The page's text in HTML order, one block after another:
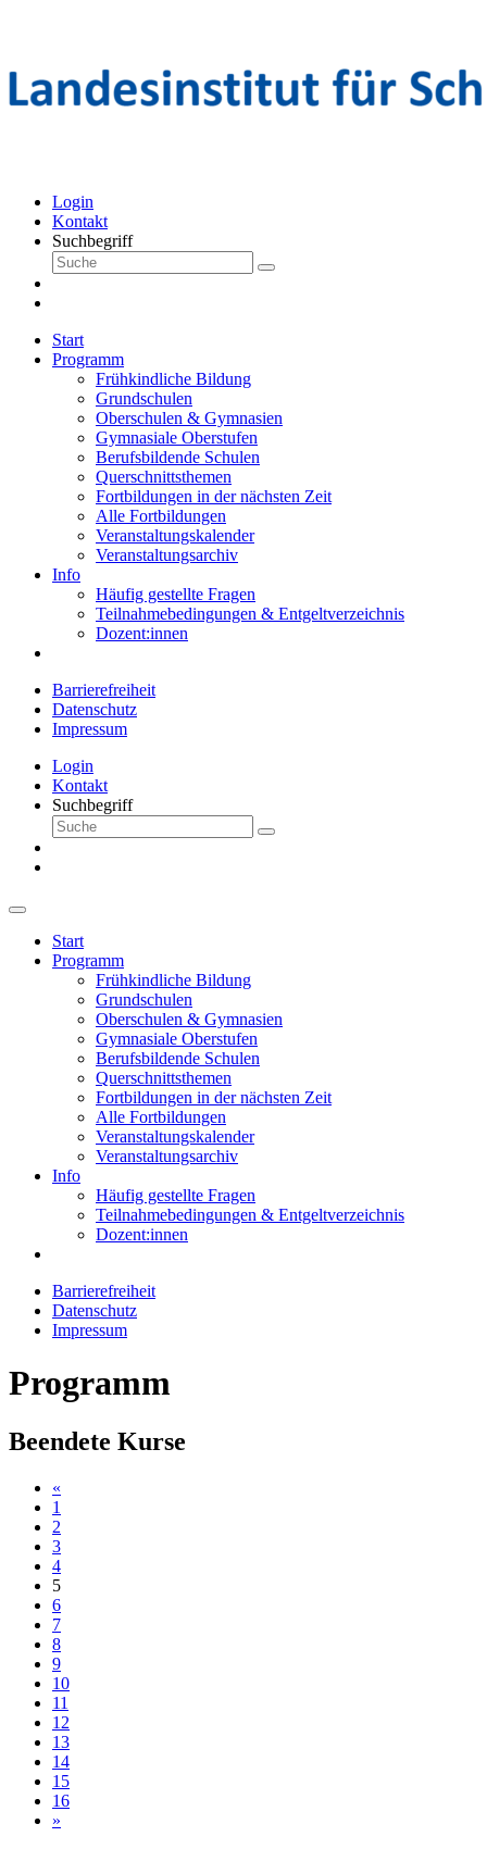
Login
Kontakt
Suchbegriff
Start
Programm
Frühkindliche Bildung
Grundschulen
Oberschulen & Gymnasien
Gymnasiale Oberstufen
Berufsbildende Schulen
Querschnittsthemen
Fortbildungen in der nächsten Zeit
Alle Fortbildungen
Veranstaltungskalender
Veranstaltungsarchiv
Info
Häufig gestellte Fragen
Teilnahmebedingungen & Entgeltverzeichnis
Dozent:innen
Barrierefreiheit
Datenschutz
Impressum
Login
Kontakt
Suchbegriff
Start
Programm
Frühkindliche Bildung
Grundschulen
Oberschulen & Gymnasien
Gymnasiale Oberstufen
Berufsbildende Schulen
Querschnittsthemen
Fortbildungen in der nächsten Zeit
Alle Fortbildungen
Veranstaltungskalender
Veranstaltungsarchiv
Info
Häufig gestellte Fragen
Teilnahmebedingungen & Entgeltverzeichnis
Dozent:innen
Barrierefreiheit
Datenschutz
Impressum
Programm
Beendete Kurse
«
1
2
3
4
5
6
7
8
9
10
11
12
13
14
15
16
»